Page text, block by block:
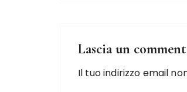
Lascia un
Il tuo indirizzo email